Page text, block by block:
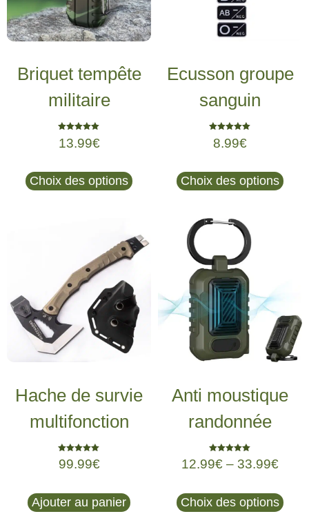
Briquet tempête
militaire
Note
5.00
13.99€
Choix des options
Ecusson groupe
sanguin
Note
5.00
8.99€
Choix des options
Hache de survie
multifonction
Note
5.00
99.99€
Ajouter au panier
Anti moustique
randonnée
5.00
12.99€ – 33.99€
Choix des options